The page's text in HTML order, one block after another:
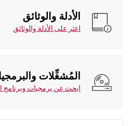
الأدلة والوثائق
اعثر على الأدلة والوثائق
المُشغِّلات
ابحث عن برمجيات وبرنامج